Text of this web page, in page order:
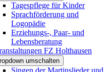
Tagespflege für Kinder
Sprachförderung und
Logopädie
Erziehungs-, Paar- und
Lebensberatung
FZ Holthausen
umschalten
Singen der Martinslieder und